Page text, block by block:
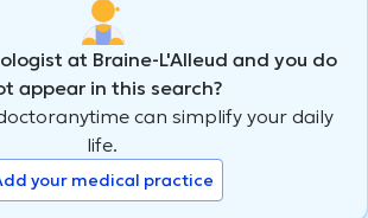
at Braine-L'Alleud and you do
appear in this search?
can simplify your daily
life.
your medical practice